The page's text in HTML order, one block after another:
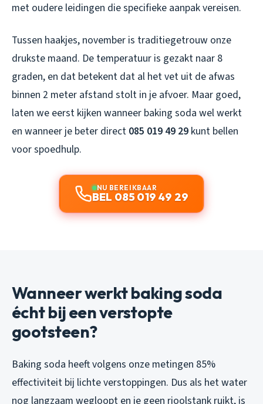
met oudere leidingen die specifieke aanpak vereisen.
Tussen haakjes, november is traditiegetrouw onze
drukste maand. De temperatuur is gezakt naar 8
graden, en dat betekent dat al het vet uit de afwas
binnen 2 meter afstand stolt in je afvoer. Maar goed,
laten we eerst kijken wanneer baking soda wel werkt
en wanneer je beter direct 085 019 49 29 kunt bellen
voor spoedhulp.
NU BEREIKBAAR
BEL 085 019 49 29
Wanneer werkt baking soda
écht bij een verstopte
gootsteen?
Baking soda heeft volgens onze metingen 85%
effectiviteit bij lichteverstoppingen. Dus als het water
nog langzaam wegloopt en je geen rioolstank ruikt, is